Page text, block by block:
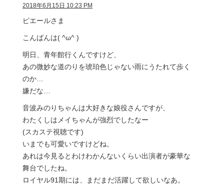
2018年6月15日 10:23 PM
ピエールさま
こんばんは( ^ω^ )
明日、青年館行くんですけど、
あの微妙な道のりを琥珀色じゃない雨にうたれて歩く
のか…
嫌だな…
音波みのりちゃんは大好きな娘役さんですが、
わたくしはメイちゃんが強烈でしたなー
(スカステ視聴です)
いまでも可愛いですけどね。
あれは今見るとわけわかんないくらい出演者が豪華な
舞台でしたね。
ロイヤル91期には、まだまだ活躍して欲しいなあ。